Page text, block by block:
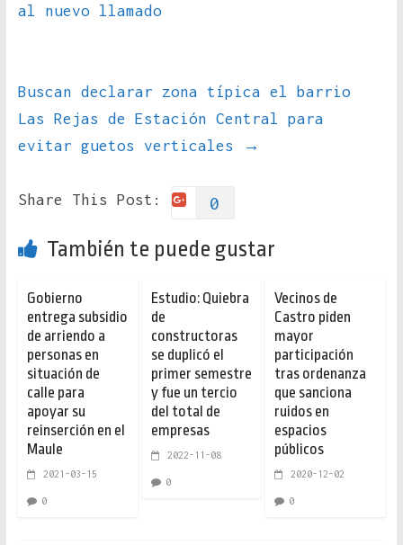
al nuevo llamado
Buscan declarar zona típica el barrio
Las Rejas de Estación Central para
evitar guetos verticales
→
Share This Post: 0
También te puede gustar
Gobierno
entrega subsidio
de arriendo a
personas en
situación de
calle para
apoyar su
reinserción en el
Maule
2021-03-15
0
Estudio: Quiebra
de
constructoras
se duplicó el
primer semestre
y fue un tercio
del total de
empresas
2022-11-08
0
Vecinos de
Castro piden
mayor
participación
tras ordenanza
que sanciona
ruidos en
espacios
públicos
2020-12-02
0